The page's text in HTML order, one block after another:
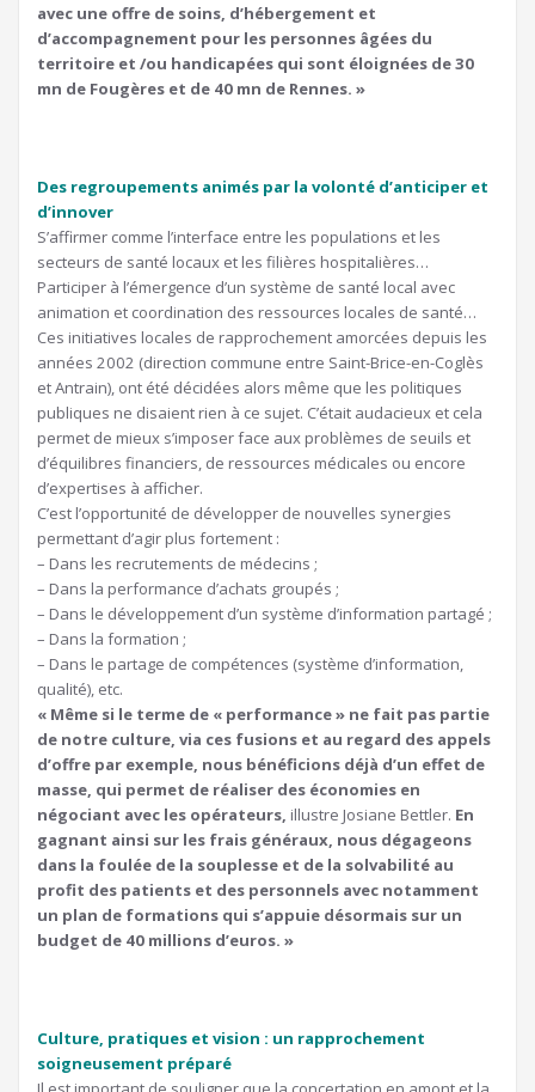
avec une offre de soins, d’hébergement et
d’accompagnement pour les personnes âgées du
territoire et /ou handicapées qui sont éloignées de 30
mn de Fougères et de 40 mn de Rennes. »
Des regroupements animés par la volonté d’anticiper et
d’innover
S’affirmer comme l’interface entre les populations et les
secteurs de santé locaux et les filières hospitalières…
Participer à l’émergence d’un système de santé local avec
animation et coordination des ressources locales de santé…
Ces initiatives locales de rapprochement amorcées depuis les
années 2002 (direction commune entre Saint-Brice-en-Coglès
et Antrain), ont été décidées alors même que les politiques
publiques ne disaient rien à ce sujet. C’était audacieux et cela
permet de mieux s’imposer face aux problèmes de seuils et
d’équilibres financiers, de ressources médicales ou encore
d’expertises à afficher.
C’est l’opportunité de développer de nouvelles synergies
permettant d’agir plus fortement :
– Dans les recrutements de médecins ;
– Dans la performance d’achats groupés ;
– Dans le développement d’un système d’information partagé ;
– Dans la formation ;
– Dans le partage de compétences (système d’information,
qualité), etc.
« Même si le terme de « performance » ne fait pas partie
de notre culture, via ces fusions et au regard des appels
d’offre par exemple, nous bénéficions déjà d’un effet de
masse, qui permet de réaliser des économies en
négociant avec les opérateurs, illustre Josiane Bettler. En
gagnant ainsi sur les frais généraux, nous dégageons
dans la foulée de la souplesse et de la solvabilité au
profit des patients et des personnels avec notamment
un plan de formations qui s’appuie désormais sur un
budget de 40 millions d’euros. »
Culture, pratiques et vision : un rapprochement
soigneusement préparé